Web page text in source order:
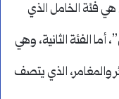
فئة الخامل الذي
الفئة الثانية، وهي
والمغامر، الذي يتصف